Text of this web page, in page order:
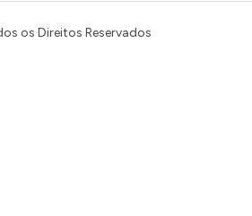
os Direitos Reservados